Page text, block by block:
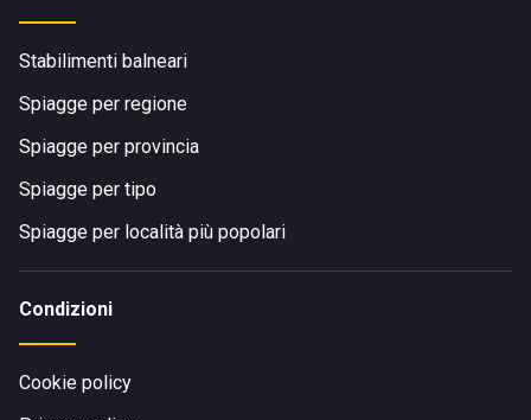
Stabilimenti balneari
Spiagge per regione
Spiagge per provincia
Spiagge per tipo
Spiagge per località più popolari
Condizioni
Cookie policy